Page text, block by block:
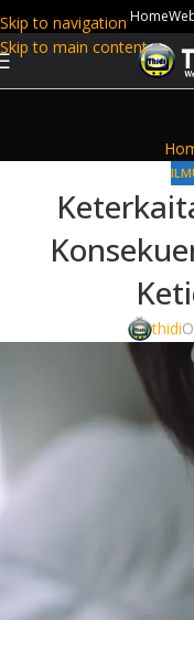
Skip to navigation
Skip to main content
Home
thidi